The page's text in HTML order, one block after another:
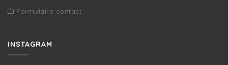
Formulaire contact
INSTAGRAM